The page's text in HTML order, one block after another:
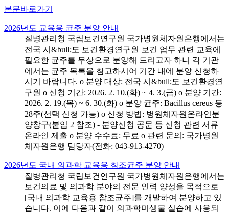
본문바로가기
2026년도 교육용 균주 분양 안내
질병관리청 국립보건연구원 국가병원체자원은행에서는
전국 시&bull;도 보건환경연구원 보건 업무 관련 교육에
필요한 균주를 무상으로 분양해 드리고자 하니 각 기관
에서는 균주 목록을 참고하시어 기간 내에 분양 신청하
시기 바랍니다. o 분양 대상: 전국 시&bull;도 보건환경연
구원 o 신청 기간: 2026. 2. 10.(화) ~ 4. 3.(금) o 분양 기간:
2026. 2. 19.(목) ~ 6. 30.(화) o 분양 균주: Bacillus cereus 등
28주(선택 신청 가능) o 신청 방법: 병원체자원온라인분
양창구(붙임 2 참조) - 분양신청 공문 등 신청 관련 서류
온라인 제출 o 분양 수수료: 무료 o 관련 문의: 국가병원
체자원은행 담당자(전화: 043-913-4270)
2026년도 국내 의과학 교육용 참조균주 분양 안내
질병관리청 국립보건연구원 국가병원체자원은행에서는
보건의료 및 의과학 분야의 전문 인력 양성을 목적으로
[국내 의과학 교육용 참조균주]를 개발하여 분양하고 있
습니다. 이에 다음과 같이 의과학미생물 실습에 사용되